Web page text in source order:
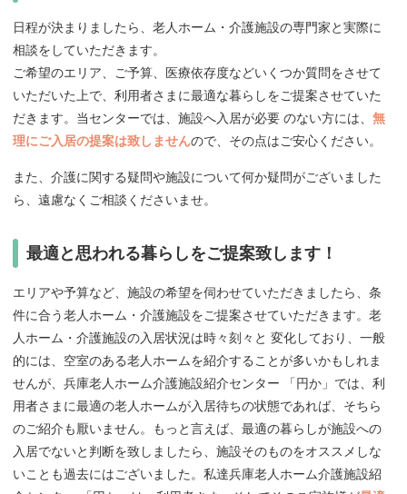
日程が決まりましたら、老人ホーム・介護施設の専門家と実際に
相談をしていただきます。
ご希望のエリア、ご予算、医療依存度などいくつか質問をさせて
いただいた上で、利用者さまに最適な暮らしをご提案させていた
だきます。当センターでは、施設へ入居が必要 のない方には、無
理にご入居の提案は致しませんので、その点はご安心ください。
また、介護に関する疑問や施設について何か疑問がございました
ら、遠慮なくご相談くださいませ。
最適と思われる暮らしをご提案致します！
エリアや予算など、施設の希望を伺わせていただきましたら、条
件に合う老人ホーム・介護施設をご提案させていただきます。老
人ホーム・介護施設の入居状況は時々刻々と 変化しており、一般
的には、空室のある老人ホームを紹介することが多いかもしれま
せんが、兵庫老人ホーム介護施設紹介センター 「円か」では、利
用者さまに最適の老人ホームが入居待ちの状態であれば、そちら
のご紹介も厭いません。もっと言えば、最適の暮らしが施設への
入居でないと判断を致しましたら、施設そのものをオススメしな
いことも過去にはございました。私達兵庫老人ホーム介護施設紹